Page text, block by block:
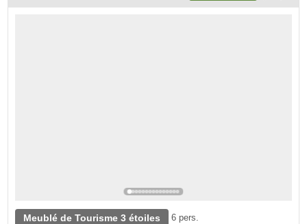
Meublé de Tourisme 3 étoiles 6 pers.